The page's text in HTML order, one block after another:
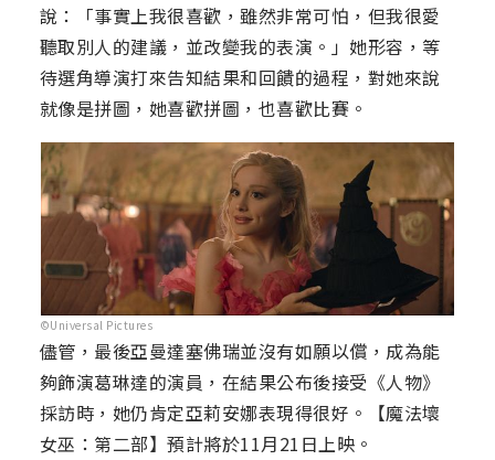
說：「事實上我很喜歡，雖然非常可怕，但我很愛
聽取別人的建議，並改變我的表演。」她形容，等
待選角導演打來告知結果和回饋的過程，對她來說
就像是拼圖，她喜歡拼圖，也喜歡比賽。
©Universal Pictures
儘管，最後亞曼達塞佛瑞並沒有如願以償，成為能
夠飾演葛琳達的演員，在結果公布後接受《人物》
採訪時，她仍肯定亞莉安娜表現得很好。【魔法壞
女巫：第二部】預計將於11月21日上映。